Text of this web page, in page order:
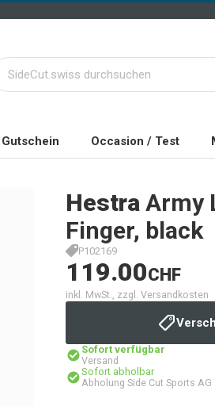
Gutschein Occasion / Test
Hestra Army
Finger, black
P102169
119.00CHF
inkl. MwSt., zzgl. Versandkosten
Sofort verfügbar
Versand
Sofort abholbar
Abholung Side Cut Sports AG